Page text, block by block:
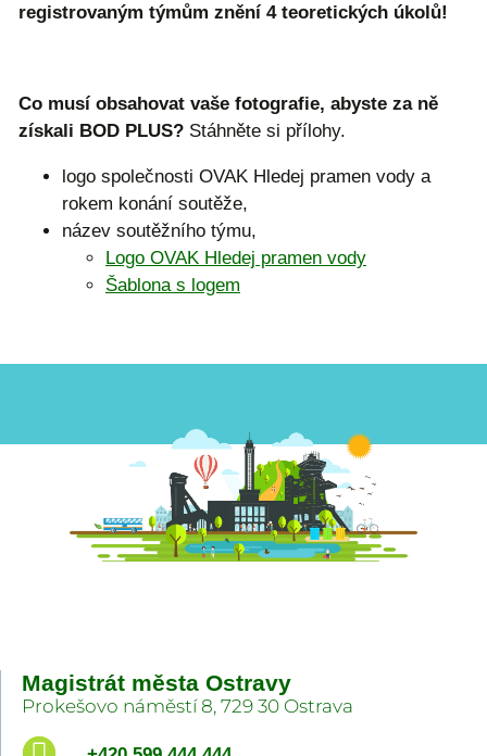
registrovaným týmům znění 4 teoretických úkolů!
Co musí obsahovat vaše fotografie, abyste za ně
získali BOD PLUS? Stáhněte si přílohy.
logo společnosti OVAK Hledej pramen vody a
rokem konání soutěže,
název soutěžního týmu,
Logo OVAK Hledej pramen vody
Šablona s logem
Magistrát města Ostravy
Prokešovo náměstí 8, 729 30 Ostrava